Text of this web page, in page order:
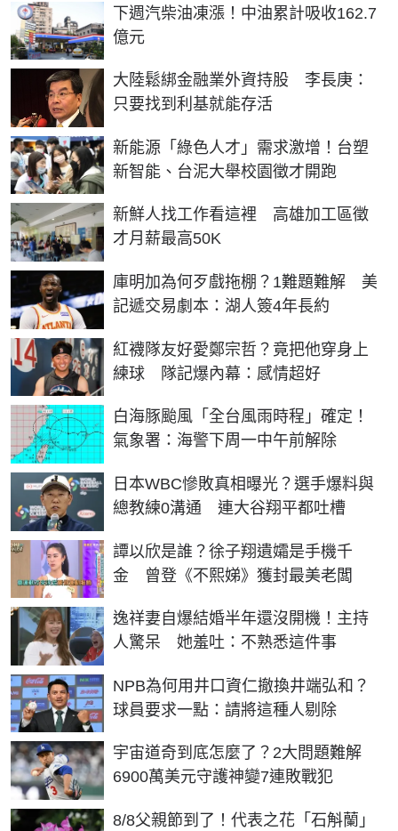
下週汽柴油凍漲！中油累計吸收162.7
億元
大陸鬆綁金融業外資持股 李長庚：
只要找到利基就能存活
新能源「綠色人才」需求激增！台塑
新智能、台泥大舉校園徵才開跑
新鮮人找工作看這裡 高雄加工區徵
才月薪最高50K
庫明加為何歹戲拖棚？1難題難解 美
記遞交易劇本：湖人簽4年長約
紅襪隊友好愛鄭宗哲？竟把他穿身上
練球 隊記爆內幕：感情超好
白海豚颱風「全台風雨時程」確定！
氣象署：海警下周一中午前解除
日本WBC慘敗真相曝光？選手爆料與
總教練0溝通 連大谷翔平都吐槽
譚以欣是誰？徐子翔遺孀是手機千
金 曾登《不熙娣》獲封最美老闆
逸祥妻自爆結婚半年還沒開機！主持
人驚呆 她羞吐：不熟悉這件事
NPB為何用井口資仁撤換井端弘和？
球員要求一點：請將這種人剔除
宇宙道奇到底怎麼了？2大問題難解
6900萬美元守護神變7連敗戰犯
8/8父親節到了！代表之花「石斛蘭」